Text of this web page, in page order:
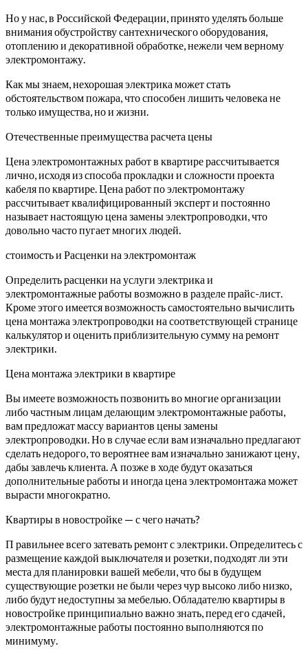
Но у нас, в Российской Федерации, принято уделять больше
внимания обустройству сантехнического оборудования,
отоплению и декоративной обработке, нежели чем верному
электромонтажу.
Как мы знаем, нехорошая электрика может стать
обстоятельством пожара, что способен лишить человека не
только имущества, но и жизни.
Отечественные преимущества расчета цены
Цена электромонтажных работ в квартире рассчитывается
лично, исходя из способа прокладки и сложности проекта
кабеля по квартире. Цена работ по электромонтажу
рассчитывает квалифицированный эксперт и постоянно
называет настоящую цена замены электропроводки, что
довольно часто пугает многих людей.
стоимость и Расценки на электромонтаж
Определить расценки на услуги электрика и
электромонтажные работы возможно в разделе прайс-лист.
Кроме этого имеется возможность самостоятельно вычислить
цена монтажа электропроводки на соответствующей странице
калькулятор и оценить приблизительную сумму на ремонт
электрики.
Цена монтажа электрики в квартире
Вы имеете возможность позвонить во многие организации
либо частным лицам делающим электромонтажные работы,
вам предложат массу вариантов цены замены
электропроводки. Но в случае если вам изначально предлагают
сделать недорого, то вероятнее вам изначально занижают цену,
дабы завлечь клиента. А позже в ходе будут оказаться
дополнительные работы и иногда цена электромонтажа может
вырасти многократно.
Квартиры в новостройке — с чего начать?
П равильнее всего затевать ремонт с электрики. Определитесь с
размещение каждой выключателя и розетки, подходят ли эти
места для планировки вашей мебели, что бы в будущем
существующие розетки не были через чур высоко либо низко,
либо будут недоступны за мебелью. Обладателю квартиры в
новостройке принципиально важно знать, перед его сдачей,
электромонтажные работы постоянно выполняются по
минимуму.